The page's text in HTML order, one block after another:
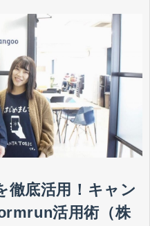
徹底活用！キャン
活用術（株